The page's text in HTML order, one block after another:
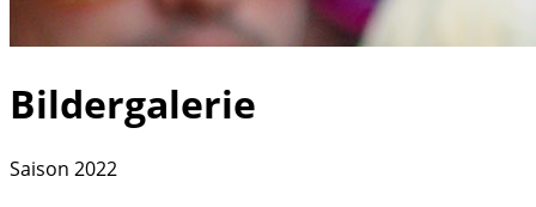
Bildergalerie
Saison 2022